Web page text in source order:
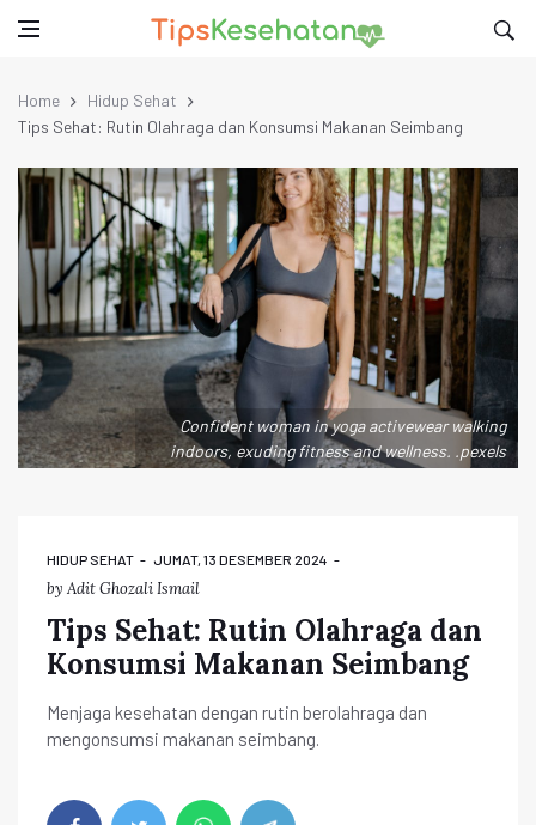
Home
Hidup Sehat
Tips Sehat: Rutin Olahraga dan Konsumsi Makanan Seimbang
Confident woman in yoga activewear walking
indoors, exuding fitness and wellness. .pexels
HIDUP SEHAT JUMAT, 13 DESEMBER 2024
by Adit Ghozali Ismail
Tips Sehat: Rutin Olahraga dan
Konsumsi Makanan Seimbang
Menjaga kesehatan dengan rutin berolahraga dan
mengonsumsi makanan seimbang.